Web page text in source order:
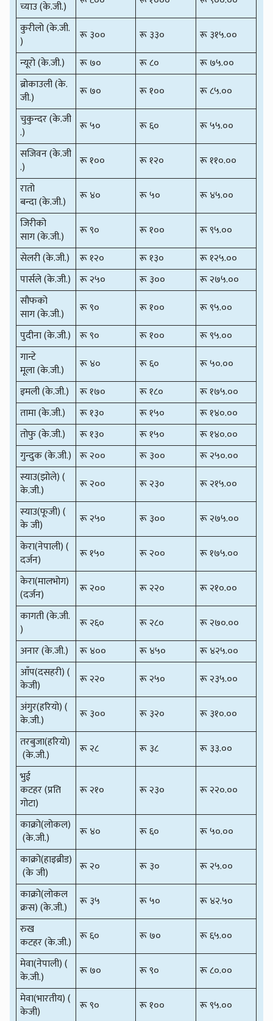
च्याउ (के.जी.)
कुरीलो (के.जी.
)
रू ३०० रू ३३०
रू ३१५.००
न्यूरो (के.जी.)
रू ७० रू ८०
रू ७५.००
ब्रोकाउली (के.
जी.)
रू ७० रू १००
रू ८५.००
चुकुन्दर (के.जी
.)
रू ५० रू ६०
रू ५५.००
सजिवन (के.जी
.)
रू १०० रू १२०
रू ११०.००
रातो
बन्दा (के.जी.)
रू ४० रू ५०
रू ४५.००
जिरीको
साग (के.जी.)
रू ९० रू १००
रू ९५.००
सेलरी (के.जी.)
रू १२० रू १३०
रू १२५.००
पार्सले (के.जी.) रू २५० रू ३००
रू २७५.००
सौफको
साग (के.जी.)
रू ९० रू १००
रू ९५.००
पुदीना (के.जी.) रू ९० रू १००
रू ९५.००
गान्टे
मूला (के.जी.)
रू ४० रू ६०
रू ५०.००
इमली (के.जी.)
रू १७० रू १८०
रू १७५.००
तामा (के.जी.)
रू १३० रू १५०
रू १४०.००
तोफु (के.जी.)
रू १३० रू १५०
रू १४०.००
गुन्दुक (के.जी.) रू २०० रू ३००
रू २५०.००
स्याउ(झोले) (
के.जी.)
रू २०० रू २३०
रू २१५.००
स्याउ(फूजी) (
के जी)
रू २५० रू ३००
रू २७५.००
केरा(नेपाली) (
दर्जन)
रू १५० रू २००
रू १७५.००
केरा(मालभोग)
(दर्जन)
रू २०० रू २२०
रू २१०.००
कागती (के.जी.
)
रू २६० रू २८०
रू २७०.००
अनार (के.जी.)
रू ४०० रू ४५०
रू ४२५.००
आँप(दसहरी) (
केजी)
रू २२० रू २५०
रू २३५.००
अंगुर(हरियो) (
के.जी.)
रू ३०० रू ३२०
रू ३१०.००
तरबुजा(हरियो)
(के.जी.)
रू २८ रू ३८
रू ३३.००
भुई
कटहर (प्रति
गोटा)
रू २१० रू २३० रू २२०.००
काक्रो(लोकल)
(के.जी.)
रू ४० रू ६०
रू ५०.००
काक्रो(हाइब्रीड)
(के जी)
रू २० रू ३०
रू २५.००
काक्रो(लोकल
क्रस) (के.जी.)
रू ३५ रू ५०
रू ४२.५०
रुख
कटहर (के.जी.) रू ६० रू ७०
रू ६५.००
मेवा(नेपाली) (
के.जी.)
रू ७० रू ९०
रू ८०.००
मेवा(भारतीय) (
केजी)
रू ९० रू १००
रू ९५.००